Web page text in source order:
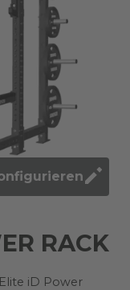
RACK
iD Power